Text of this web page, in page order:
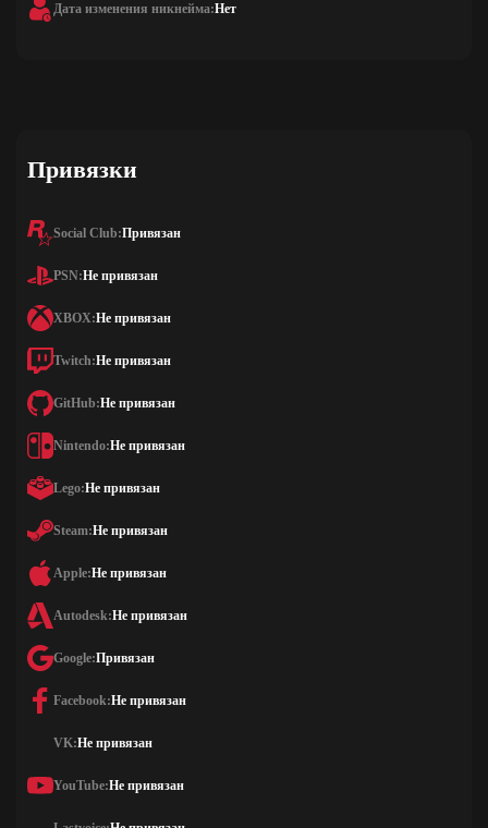
Дата изменения никнейма:Нет
Привязки
Social Club:Привязан
PSN:Не привязан
XBOX:Не привязан
Twitch:Не привязан
GitHub:Не привязан
Nintendo:Не привязан
Lego:Не привязан
Steam:Не привязан
Apple:Не привязан
Autodesk:Не привязан
Google:Привязан
Facebook:Не привязан
VK:Не привязан
YouTube:Не привязан